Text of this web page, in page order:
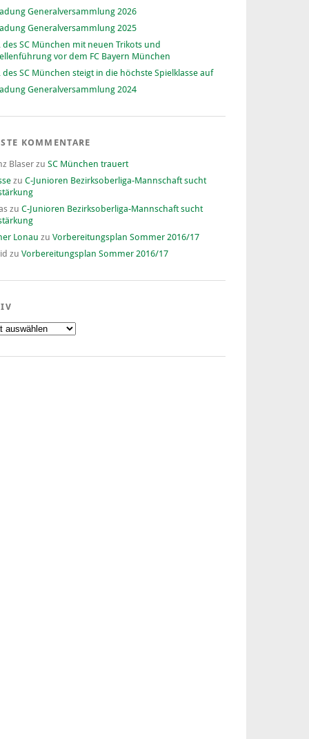
Generalversammlung 2026
Generalversammlung 2025
des SC München mit neuen Trikots und
vor dem FC Bayern München
des SC München steigt in die höchste Spielklasse auf
Generalversammlung 2024
KOMMENTARE
Blaser zuSC München trauert
zuC-Junioren Bezirksoberliga-Mannschaft sucht
zuC-Junioren Bezirksoberliga-Mannschaft sucht
Lonau zuVorbereitungsplan Sommer 2016/17
zuVorbereitungsplan Sommer 2016/17